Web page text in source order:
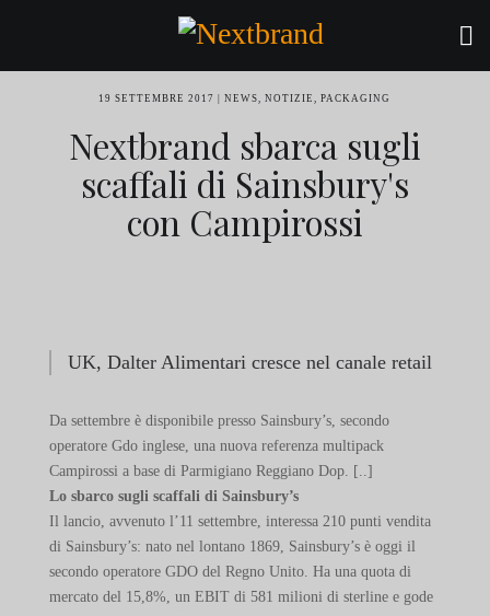
19 SETTEMBRE 2017 NEWS ,NOTIZIE ,PACKAGING
Nextbrand sbarca sugli
scaffali di Sainsbury's
con Campirossi
UK, Dalter Alimentari cresce nel canale retail
Da settembre è disponibile presso Sainsbury’s, secondo
operatore Gdo inglese, una nuova referenza multipack
Campirossi a base di Parmigiano Reggiano Dop. [..]
Lo sbarco sugli scaffali di Sainsbury’s
Il lancio, avvenuto l’11 settembre, interessa 210 punti vendita
di Sainsbury’s: nato nel lontano 1869, Sainsbury’s è oggi il
secondo operatore GDO del Regno Unito. Ha una quota di
mercato del 15,8%, un EBIT di 581 milioni di sterline e gode